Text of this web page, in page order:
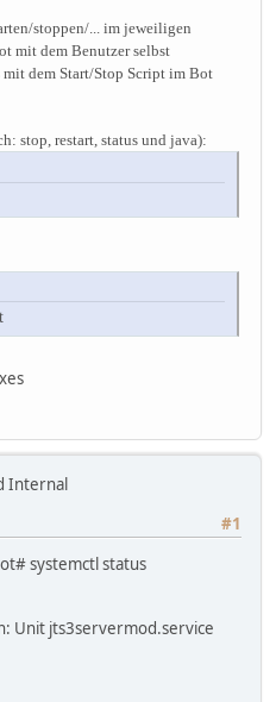
$cmd
stoppen/... im jeweiligen
mit dem Benutzer selbst
dem Start/Stop Script im Bot
stop, restart, status und java):
Internal
#1
systemctl status
Unit jts3servermod.service